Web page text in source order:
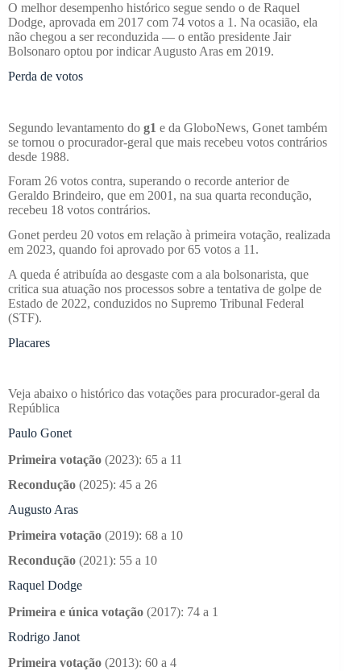
O melhor desempenho histórico segue sendo o de Raquel
Dodge, aprovada em 2017 com 74 votos a 1. Na ocasião, ela
não chegou a ser reconduzida — o então presidente Jair
Bolsonaro optou por indicar Augusto Aras em 2019.
Perda de votos
Segundo levantamento do g1 e da GloboNews, Gonet também
se tornou o procurador-geral que mais recebeu votos contrários
desde 1988.
Foram 26 votos contra, superando o recorde anterior de
Geraldo Brindeiro, que em 2001, na sua quarta recondução,
recebeu 18 votos contrários.
Gonet perdeu 20 votos em relação à primeira votação, realizada
em 2023, quando foi aprovado por 65 votos a 11.
A queda é atribuída ao desgaste com a ala bolsonarista, que
critica sua atuação nos processos sobre a tentativa de golpe de
Estado de 2022, conduzidos no Supremo Tribunal Federal
(STF).
Placares
Veja abaixo o histórico das votações para procurador-geral da
República
Paulo Gonet
Primeira votação (2023): 65 a 11
Recondução (2025): 45 a 26
Augusto Aras
Primeira votação (2019): 68 a 10
Recondução (2021): 55 a 10
Raquel Dodge
Primeira e única votação (2017): 74 a 1
Rodrigo Janot
Primeira votação (2013): 60 a 4